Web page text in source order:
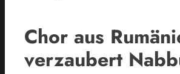
Chor aus
verzaubert